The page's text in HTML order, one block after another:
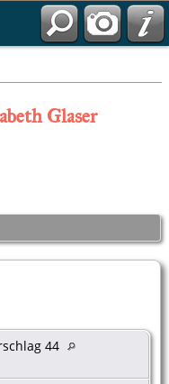
Glaser
44